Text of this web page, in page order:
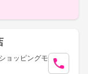
ョッピングモ